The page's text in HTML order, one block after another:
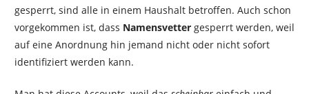
gesperrt, sind alle in einem Haushalt betroffen. Auch schon
vorgekommen ist, dass Namensvettergesperrt werden, weil
auf eine Anordnung hin jemand nicht oder nicht sofort
identifiziert werden kann.